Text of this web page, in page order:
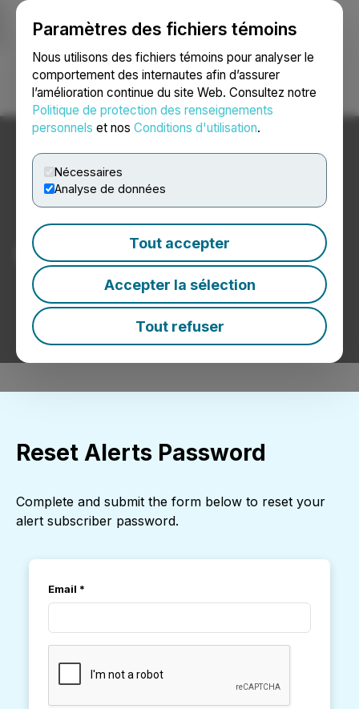
Paramètres des fichiers témoins
Nous utilisons des fichiers témoins pour analyser le
comportement des internautes afin d’assurer
l’amélioration continue du site Web. Consultez notre
Politique de protection des renseignements
personnels et nos Conditions d'utilisation.
Nécessaires
Analyse de données
Tout accepter
Accepter la sélection
Tout refuser
Ouvrir une session Recherche English
Reset Alerts Password
Reset Alerts Password
Complete and submit the form below to reset your
alert subscriber password.
Email *